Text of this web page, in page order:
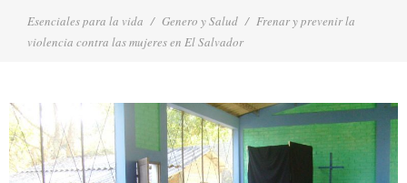
Esenciales para la vida Genero y Salud
Frenar y prevenir la
violencia contra las mujeres en El Salvador